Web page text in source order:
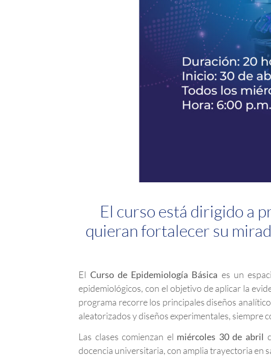
El curso está dirigido a
quieran fortalecer su
El Curso de Epidemiología Básica es un
epidemiológicos, con el objetivo de aplicar la
programa recorre los principales diseños
aleatorizados y diseños experimentales, siempre
Las clases comienzan el miércoles 30 de abril
docencia universitaria, con amplia trayectoria en